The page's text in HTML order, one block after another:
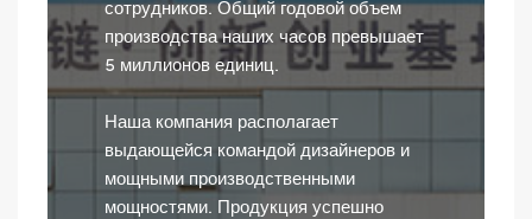
сотрудников. Общий годовой объем
производства наших часов превышает
5 миллионов единиц.
Наша компания располагает
выдающейся командой дизайнеров и
мощными производственными
мощностями. Продукция успешно